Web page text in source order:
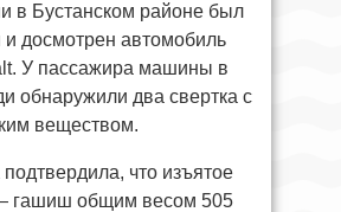
в Бустанском районе был
и досмотрен автомобиль
У пассажира машины в
обнаружили два свертка с
веществом.
подтвердила, что изъятое
гашиш общим весом 505